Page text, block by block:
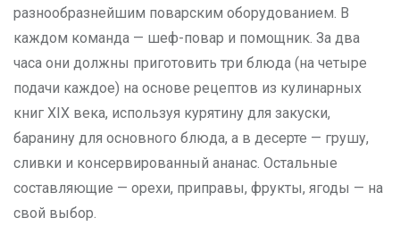
разнообразнейшим поварским оборудованием. В
каждом команда — шеф-повар и помощник. За два
часа они должны приготовить три блюда (на четыре
подачи каждое) на основе рецептов из кулинарных
книг XIX века, используя курятину для закуски,
баранину для основного блюда, а в десерте — грушу,
сливки и консервированный ананас. Остальные
составляющие — орехи, приправы, фрукты, ягоды — на
свой выбор.